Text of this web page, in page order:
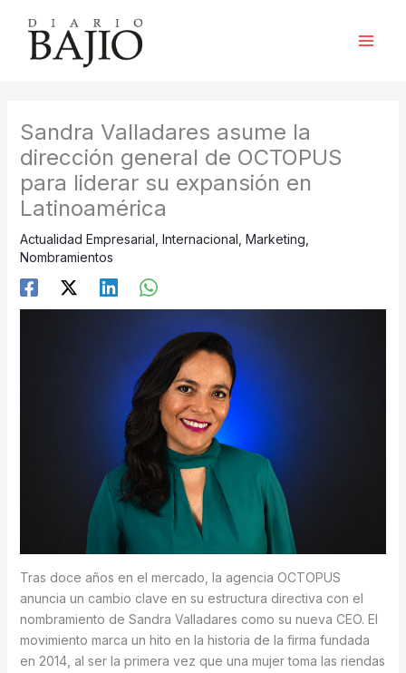
contenido
Sandra Valladares asume la
dirección general de OCTOPUS
para liderar su expansión en
Latinoamérica
Actualidad Empresarial Internacional Marketing
Nombramientos
Tras doce años en el mercado, la agencia OCTOPUS
anuncia un cambio clave en su estructura directiva con el
nombramiento de Sandra Valladares como su nueva CEO. El
movimiento marca un hito en la historia de la firma fundada
en 2014, al ser la primera vez que una mujer toma las riendas